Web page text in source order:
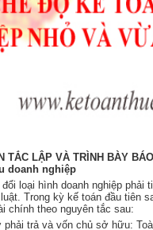
TẮC LẬP VÀ TRÌNH BÀY
doanh nghiệp
loại hình doanh nghiệp phải
Trong kỳ kế toán đầu tiên
chính theo nguyên tắc sau:
trả và vốn chủ sở hữu: